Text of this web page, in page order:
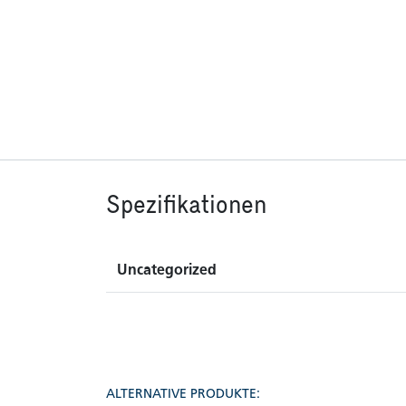
Spezifikationen
Uncategorized
ALTERNATIVE PRODUKTE: